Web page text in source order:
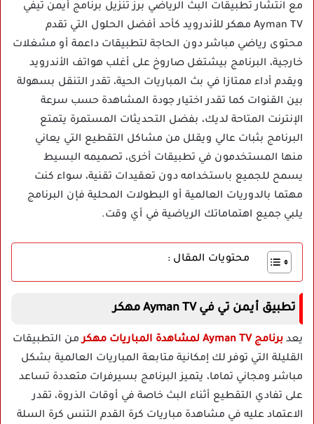
مع انتشار تطبيقات البث الرياضي برز تنزيل برنامج أيمن تيفي
Ayman TV مهكر للأندرويد كأحد أفضل الحلول التي تقدم
محتوى رياضي مباشر دون الحاجة لتطبيقات داعمة أو مشغلات
خارجية، البرنامج بيشتغل صاروخ على أغلب هواتف الأندرويد
ويقدم أداء ممتازا في بث المباريات الحية، تقدر التنقل بسهولة
بين القنوات كما تقدر اختيار جودة المشاهدة حسب سرعة
الإنترنت المتاحة لديك، بفضل التحديثات المستمرة يتمتع
البرنامج بثبات عالي ويقلل من مشاكل التقطيع التي يعاني
منها المستخدمون في تطبيقات أخرى، تصميمه البسيط
يسمح للجميع باستخدامه دون تعقيدات تقنية، سواء كنت
مهتما بالدوريات العالمية أو البطولات المحلية فإن البرنامج
يلبي جميع اهتماماتك الرياضية في أي وقت.
محتويات المقال :
تطبيق أيمن تي في Ayman TV مهكر
يعد برنامج Ayman TV لمشاهدة المباريات مهكر
من التطبيقات
القليلة التي توفر لك إمكانية متابعة المباريات العالمية بشكل
مباشر ومجاني تماما، يتميز البرنامج بسيرفرات متعددة تساعد
على تفادي التقطيع أثناء البث خاصة في أوقات الذروة، تقدر
الاعتماد عليه في مشاهدة مباريات كرة القدم التنس كرة السلة